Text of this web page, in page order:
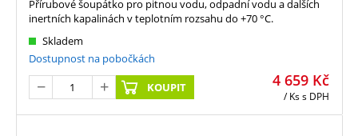
4 659 Kč
/ Kss DPH
Skladem
Dostupnost na pobočkách
KOUPIT
Přírubové šoupátko pro pitnou vodu, odpadní vodu a dalších
inertních kapalinách v teplotním rozsahu do +70 °C.